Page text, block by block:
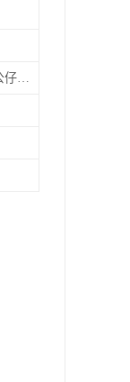
汽车内饰/医疗设备塑胶外壳，美容设备/公仔动漫